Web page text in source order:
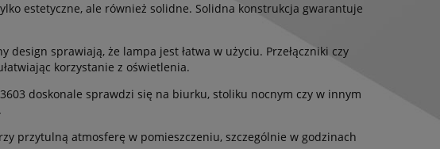
estetyczne, ale również solidne. Solidna konstrukcja gwarantuje
design sprawiają, że lampa jest łatwa w użyciu. Przełączniki czy
korzystanie z oświetlenia.
doskonale sprawdzi się na biurku, stoliku nocnym czy w innym
przytulną atmosferę w pomieszczeniu, szczególnie w godzinach